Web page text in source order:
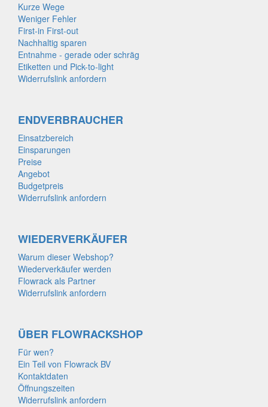
Kurze Wege
Weniger Fehler
First-in First-out
Nachhaltig sparen
Entnahme - gerade oder schräg
Etiketten und Pick-to-light
Widerrufslink anfordern
ENDVERBRAUCHER
Einsatzbereich
Einsparungen
Preise
Angebot
Budgetpreis
Widerrufslink anfordern
WIEDERVERKÄUFER
Warum dieser Webshop?
Wiederverkäufer werden
Flowrack als Partner
Widerrufslink anfordern
ÜBER FLOWRACKSHOP
Für wen?
Ein Teil von Flowrack BV
Kontaktdaten
Öffnungszeiten
Widerrufslink anfordern